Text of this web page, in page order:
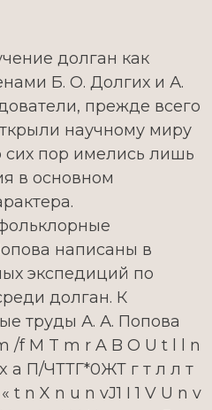
долган как
Б. О. Долгих и А.
прежде всего
научному миру
сих пор имелись лишь
в основном
написаны в
экспедиций по
долган. К
труды А. А. Попова
/f M T m r A B O U t l l n
a П/ЧТТГ*0ЖТ г т л л т
t n X n u n vJ1 I 1 V U n v